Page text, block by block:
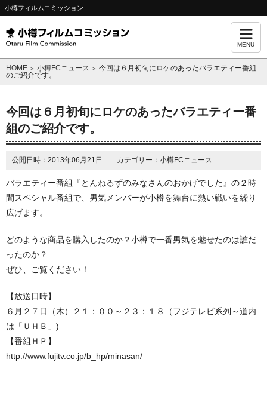
小樽フィルムコミッション
MENU
HOME ＞ 小樽FCニュース ＞ 今回は６月初旬にロケのあったバラエティー番組
のご紹介です。
今回は６月初旬にロケのあったバラエティー番
組のご紹介です。
公開日時：2013年06月21日 カテゴリー：小樽FCニュース
バラエティー番組『とんねるずのみなさんのおかげでした』の２時
間スペシャル番組で、男気メンバーが小樽を舞台に熱い戦いを繰り
広げます。
どのような商品を購入したのか？小樽で一番男気を魅せたのは誰だ
ったのか？
ぜひ、ご覧ください！
【放送日時】
６月２７日（木）２１：００～２３：１８（フジテレビ系列～道内
は「ＵＨＢ」)
【番組ＨＰ】
http://www.fujitv.co.jp/b_hp/minasan/